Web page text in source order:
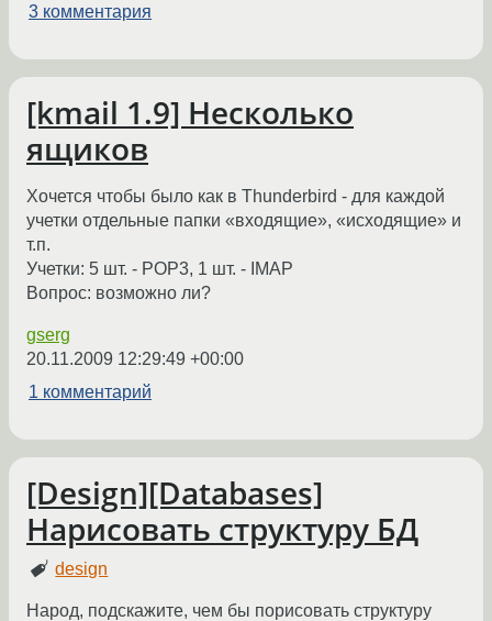
3 комментария
[kmail 1.9] Несколько
ящиков
Хочется чтобы было как в Thunderbird - для каждой
учетки отдельные папки «входящие», «исходящие» и
т.п.
Учетки: 5 шт. - POP3, 1 шт. - IMAP
Вопрос: возможно ли?
gserg
20.11.2009 12:29:49 +00:00
1 комментарий
[Design][Databases]
Нарисовать структуру БД
design
Народ, подскажите, чем бы порисовать структуру